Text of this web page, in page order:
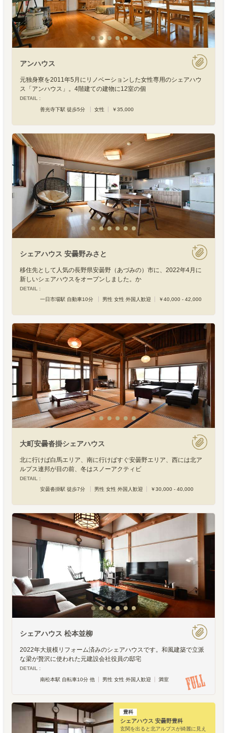
アンハウス
元独身寮を2011年5月にリノベーションした女性専用のシェアハウ
ス「アンハウス」。4階建ての建物に12室の個
DETAIL :
善光寺下駅 徒歩5分
女性 ￥35,000
シェアハウス 安曇野みさと
移住先として人気の長野県安曇野（あづみの）市に、2022年4月に
新しいシェアハウスをオープンしました。か
DETAIL :
一日市場駅 自動車10分
男性 女性 外国人歓迎 ￥40,000 - 42,000
大町安曇沓掛シェアハウス
北に行けば白馬エリア、南に行けばすぐ安曇野エリア、西には北ア
ルプス連邦が目の前、冬はスノーアクティビ
DETAIL :
安曇沓掛駅 徒歩7分
男性 女性 外国人歓迎 ￥30,000 - 40,000
シェアハウス 松本並柳
2022年大規模リフォーム済みのシェアハウスです。和風建築で立派
な梁が贅沢に使われた元建設会社役員の邸宅
DETAIL :
南松本駅 自転車10分 他
男性 女性 外国人歓迎 満室
豊科
シェアハウス 安曇野豊科
玄関を出ると北アルプスが綺麗に見え